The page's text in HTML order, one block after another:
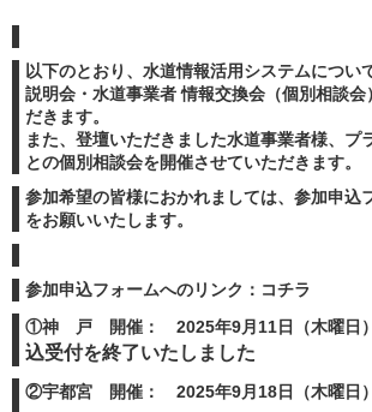
以下のとおり、水道情報活用システムについ
説明会・水道事業者 情報交換会（個別相談会）
だきます。
また、登壇いただきました水道事業者様、プ
との個別相談会を開催させていただきます。
参加希望の皆様におかれましては、参加申込
をお願いいたします。
参加申込フォームへのリンク：コチラ
①神 戸 開催： 2025年9月11日（木曜日）
込受付を終了いたしました
②宇都宮 開催： 2025年9月18日（木曜日）